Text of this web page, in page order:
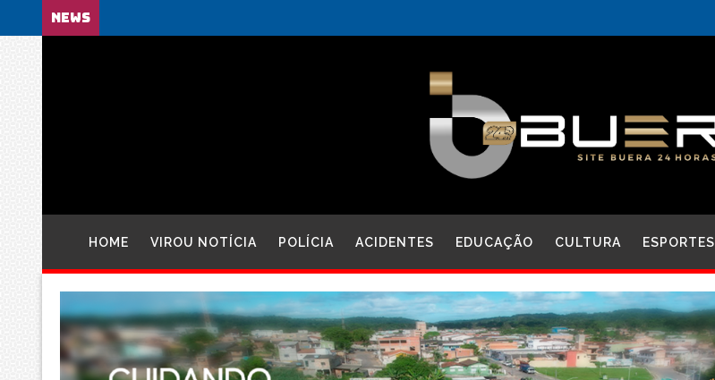
NEWS
HOME VIROU NOTÍCIA POLÍCIA ACIDENTES EDUCAÇÃO CULTURA ESPORTES